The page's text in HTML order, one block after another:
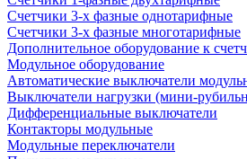
Счетчики 3-х фазные однотарифные
Счетчики 3-х фазные многотарифные
Дополнительное оборудование к
Модульное оборудование
Автоматические выключатели
Выключатели нагрузки (мини-
Дифференциальные выключатели
Контакторы модульные
Модульные переключатели